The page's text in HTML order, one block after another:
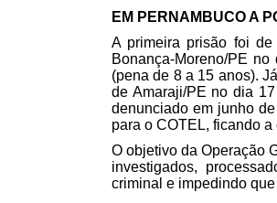
EM PERNAMBUCO A
A primeira prisão foi
Bonança-Moreno/PE
(pena de 8 a 15 anos).
de Amaraji/PE no dia
denunciado em junho
para o COTEL, ficando
O objetivo da Operação
investigados,
criminal e impedindo